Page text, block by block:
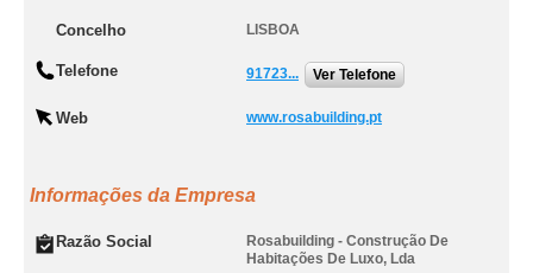
Concelho LISBOA
Telefone 91723... Ver Telefone
Web www.rosabuilding.pt
Informações da Empresa
Razão Social
Rosabuilding - Construção De
Habitações De Luxo, Lda